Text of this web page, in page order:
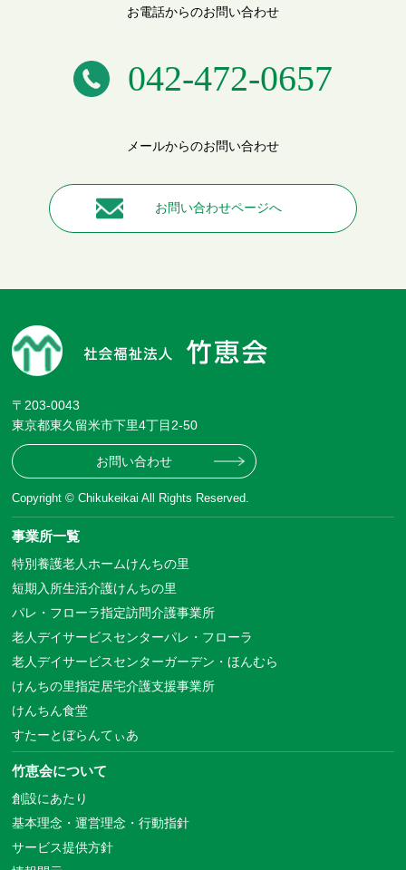
お電話からのお問い合わせ
042-472-0657
メールからのお問い合わせ
お問い合わせページへ
〒203-0043
東京都東久留米市下里4丁目2-50
お問い合わせ
Copyright © Chikukeikai All Rights Reserved.
事業所一覧
特別養護老人ホームけんちの里
短期入所生活介護けんちの里
パレ・フローラ指定訪問介護事業所
老人デイサービスセンターパレ・フローラ
老人デイサービスセンターガーデン・ほんむら
けんちの里指定居宅介護支援事業所
けんちん食堂
すたーとぼらんてぃあ
竹恵会について
創設にあたり
基本理念・運営理念・行動指針
サービス提供方針